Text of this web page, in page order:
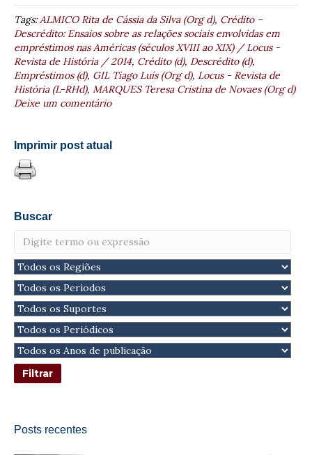
Tags:ALMICO Rita de Cássia da Silva (Org d), Crédito –
Descrédito: Ensaios sobre as relações sociais envolvidas em
empréstimos nas Américas (séculos XVIII ao XIX) / Locus -
Revista de História / 2014, Crédito (d), Descrédito (d),
Empréstimos (d), GIL Tiago Luís (Org d), Locus - Revista de
História (L-RHd), MARQUES Teresa Cristina de Novaes (Org d)
Deixe um comentário
Imprimir post atual
Buscar
Posts recentes